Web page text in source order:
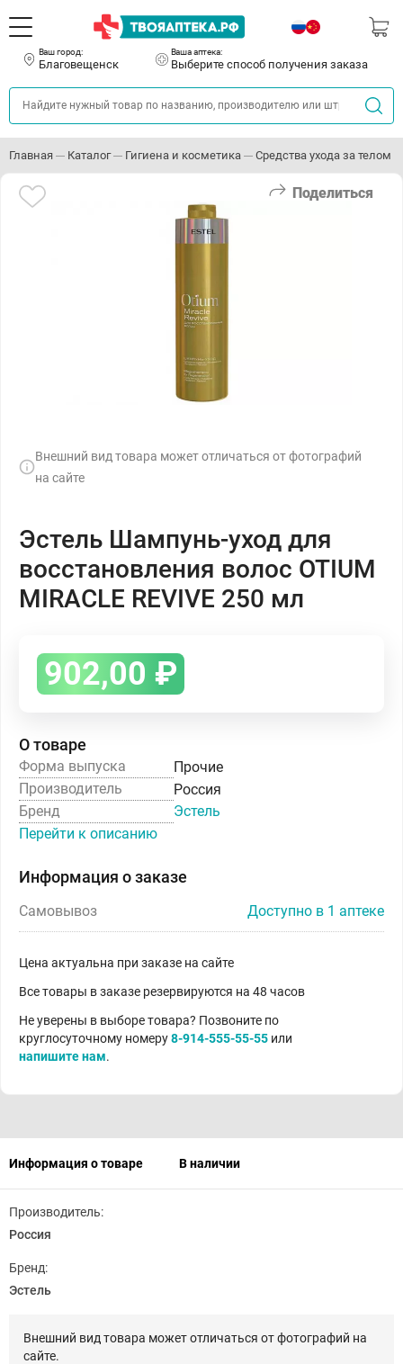
Ваш город:
Благовещенск
Ваша аптека:
Выберите способ получения заказа
Главная Каталог Гигиена и косметика Средства ухода за телом
Поделиться
Внешний вид товара может отличаться от фотографий
на сайте
Эстель Шампунь-уход для
восстановления волос OTIUM
MIRACLE REVIVE 250 мл
902,00 ₽
О товаре
Форма выпуска
Прочие
Производитель
Россия
Бренд
Эстель
Перейти к описанию
Информация о заказе
Самовывоз Доступно в 1 аптеке
Цена актуальна при заказе на сайте
Все товары в заказе резервируются на 48 часов
Не уверены в выборе товара? Позвоните по
круглосуточному номеру8-914-555-55-55 или
напишите нам.
Информация о товаре В наличии
Производитель:
Россия
Бренд:
Эстель
Внешний вид товара может отличаться от фотографий на
сайте.